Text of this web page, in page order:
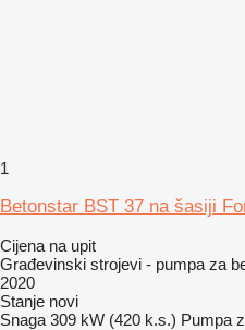
1
Betonstar BST 37 na šasiji
Cijena na upit
Građevinski strojevi - pumpa za
2020
Stanje novi
Snaga 309 kW (420 k.s.) Pumpa